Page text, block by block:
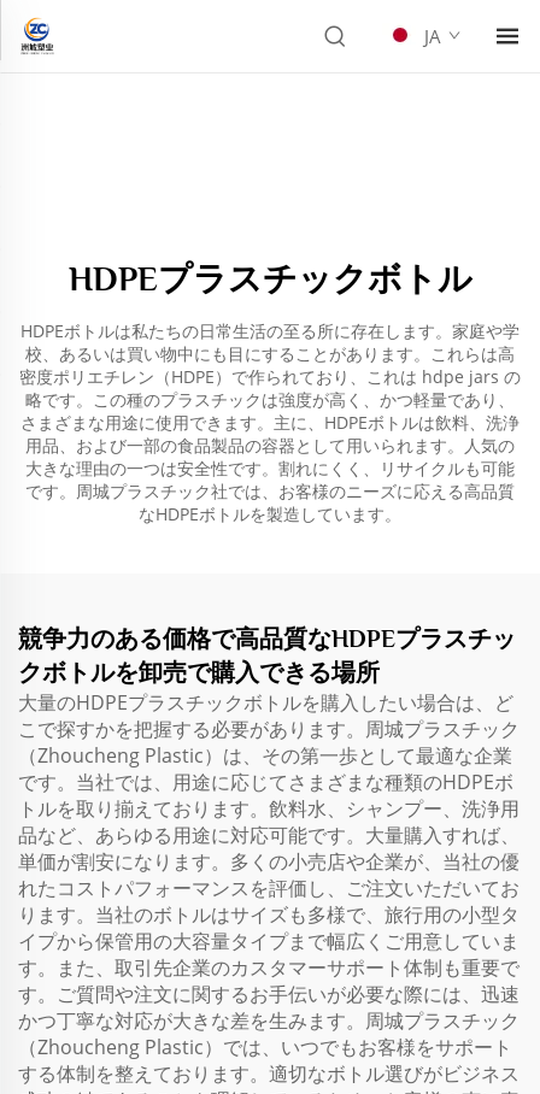
JA
HDPEプラスチックボトル
HDPEボトルは私たちの日常生活の至る所に存在します。家庭や学
校、あるいは買い物中にも目にすることがあります。これらは高
密度ポリエチレン（HDPE）で作られており、これは hdpe jars の
略です。この種のプラスチックは強度が高く、かつ軽量であり、
さまざまな用途に使用できます。主に、HDPEボトルは飲料、洗浄
用品、および一部の食品製品の容器として用いられます。人気の
大きな理由の一つは安全性です。割れにくく、リサイクルも可能
です。周城プラスチック社では、お客様のニーズに応える高品質
なHDPEボトルを製造しています。
競争力のある価格で高品質なHDPEプラスチッ
クボトルを卸売で購入できる場所
大量のHDPEプラスチックボトルを購入したい場合は、ど
こで探すかを把握する必要があります。周城プラスチック
（Zhoucheng Plastic）は、その第一歩として最適な企業
です。当社では、用途に応じてさまざまな種類のHDPEボ
トルを取り揃えております。飲料水、シャンプー、洗浄用
品など、あらゆる用途に対応可能です。大量購入すれば、
単価が割安になります。多くの小売店や企業が、当社の優
れたコストパフォーマンスを評価し、ご注文いただいてお
ります。当社のボトルはサイズも多様で、旅行用の小型タ
イプから保管用の大容量タイプまで幅広くご用意していま
す。また、取引先企業のカスタマーサポート体制も重要で
す。ご質問や注文に関するお手伝いが必要な際には、迅速
かつ丁寧な対応が大きな差を生みます。周城プラスチック
（Zhoucheng Plastic）では、いつでもお客様をサポート
する体制を整えております。適切なボトル選びがビジネス